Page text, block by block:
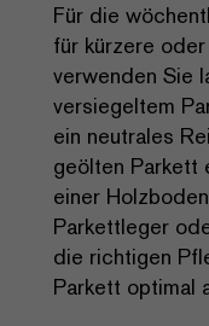
Für die
für kürzere
verwenden Sie
versiegeltem
ein neutrales
geölten Parkett
einer
Parkettleger
die richtigen
Parkett optimal